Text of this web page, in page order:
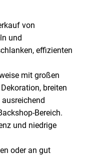
von
und
effizienten
mit großen
breiten
Bereich.
und niedrige
oder an gut